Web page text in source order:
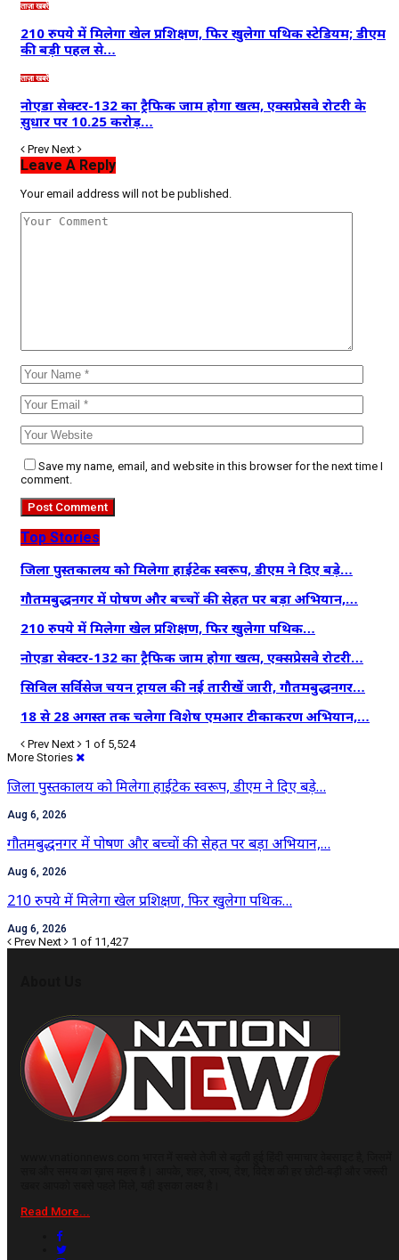
ताज़ा खबरें
210 रुपये में मिलेगा खेल प्रशिक्षण, फिर खुलेगा पथिक स्टेडियम; डीएम
की बड़ी पहल से…
ताज़ा खबरें
नोएडा सेक्टर-132 का ट्रैफिक जाम होगा खत्म, एक्सप्रेसवे रोटरी के
सुधार पर 10.25 करोड़…
Prev Next
Leave A Reply
Your email address will not be published.
Save my name, email, and website in this browser for the next time I
comment.
Top Stories
जिला पुस्तकालय को मिलेगा हाईटेक स्वरूप, डीएम ने दिए बड़े…
गौतमबुद्धनगर में पोषण और बच्चों की सेहत पर बड़ा अभियान,…
210 रुपये में मिलेगा खेल प्रशिक्षण, फिर खुलेगा पथिक…
नोएडा सेक्टर-132 का ट्रैफिक जाम होगा खत्म, एक्सप्रेसवे रोटरी…
सिविल सर्विसेज चयन ट्रायल की नई तारीखें जारी, गौतमबुद्धनगर…
18 से 28 अगस्त तक चलेगा विशेष एमआर टीकाकरण अभियान,…
Prev Next
1 of 5,524
More Stories
जिला पुस्तकालय को मिलेगा हाईटेक स्वरूप, डीएम ने दिए बड़े…
Aug 6, 2026
गौतमबुद्धनगर में पोषण और बच्चों की सेहत पर बड़ा अभियान,…
Aug 6, 2026
210 रुपये में मिलेगा खेल प्रशिक्षण, फिर खुलेगा पथिक…
Aug 6, 2026
Prev Next 1 of 11,427
Read More...